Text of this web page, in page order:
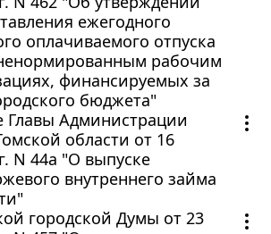
ежегодного
оплачиваемого отпуска
рабочим
финансируемых за
бюджета"
Главы Администрации
области от 16
N 44а "О выпуске
внутреннего займа
городской Думы от 23